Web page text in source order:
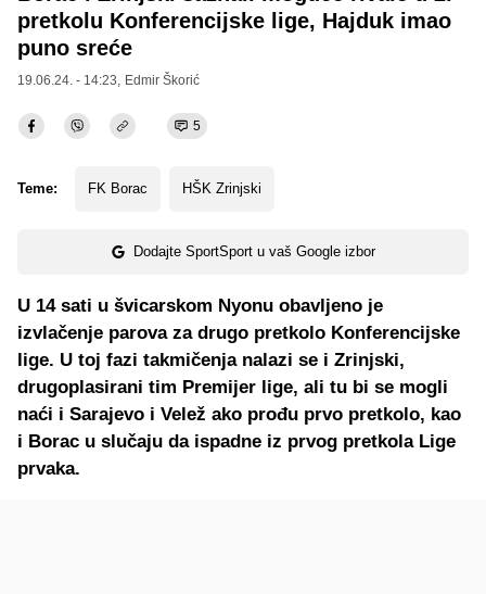
pretkolu Konferencijske lige, Hajduk imao
puno sreće
19.06.24. - 14:23, Edmir Škorić
5
Teme: FK Borac HŠK Zrinjski
Dodajte SportSport u vaš Google izbor
U 14 sati u švicarskom Nyonu obavljeno je
izvlačenje parova za drugo pretkolo Konferencijske
lige. U toj fazi takmičenja nalazi se i Zrinjski,
drugoplasirani tim Premijer lige, ali tu bi se mogli
naći i Sarajevo i Velež ako prođu prvo pretkolo, kao
i Borac u slučaju da ispadne iz prvog pretkola Lige
prvaka.